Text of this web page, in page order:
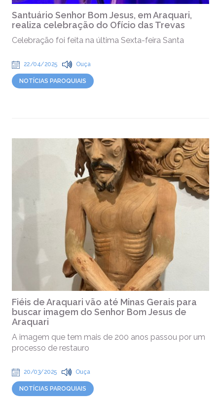
Santuário Senhor Bom Jesus, em Araquari,
realiza celebração do Ofício das Trevas
Celebração foi feita na última Sexta-feira Santa
22/04/2025 Ouça
NOTÍCIAS PAROQUIAIS
Fiéis de Araquari vão até Minas Gerais para
buscar imagem do Senhor Bom Jesus de
Araquari
A imagem que tem mais de 200 anos passou por um
processo de restauro
20/03/2025 Ouça
NOTÍCIAS PAROQUIAIS